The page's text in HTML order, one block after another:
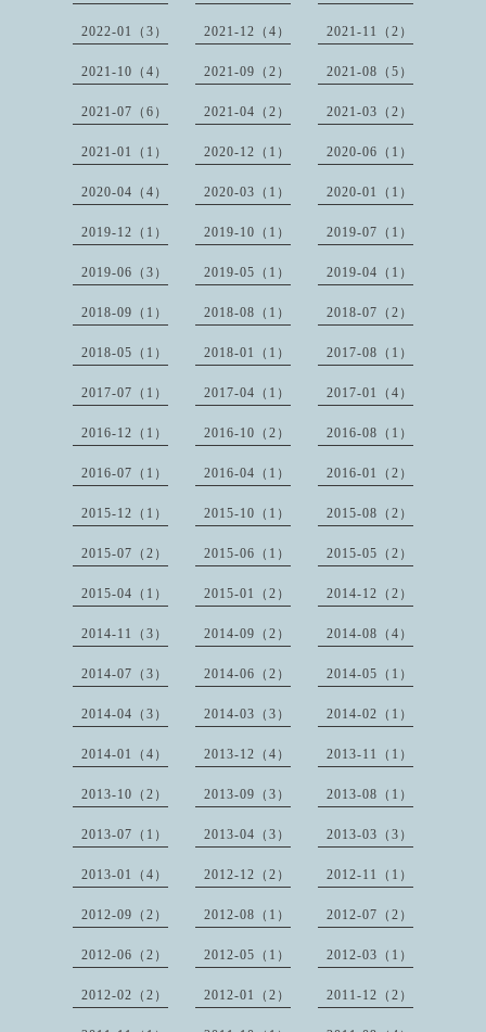
2022-01（3） 2021-12（4） 2021-11（2）
2021-10（4） 2021-09（2） 2021-08（5）
2021-07（6） 2021-04（2） 2021-03（2）
2021-01（1） 2020-12（1） 2020-06（1）
2020-04（4） 2020-03（1） 2020-01（1）
2019-12（1） 2019-10（1） 2019-07（1）
2019-06（3） 2019-05（1） 2019-04（1）
2018-09（1） 2018-08（1） 2018-07（2）
2018-05（1） 2018-01（1） 2017-08（1）
2017-07（1） 2017-04（1） 2017-01（4）
2016-12（1） 2016-10（2） 2016-08（1）
2016-07（1） 2016-04（1） 2016-01（2）
2015-12（1） 2015-10（1） 2015-08（2）
2015-07（2） 2015-06（1） 2015-05（2）
2015-04（1） 2015-01（2） 2014-12（2）
2014-11（3） 2014-09（2） 2014-08（4）
2014-07（3） 2014-06（2） 2014-05（1）
2014-04（3） 2014-03（3） 2014-02（1）
2014-01（4） 2013-12（4） 2013-11（1）
2013-10（2） 2013-09（3） 2013-08（1）
2013-07（1） 2013-04（3） 2013-03（3）
2013-01（4） 2012-12（2） 2012-11（1）
2012-09（2） 2012-08（1） 2012-07（2）
2012-06（2） 2012-05（1） 2012-03（1）
2012-02（2） 2012-01（2） 2011-12（2）